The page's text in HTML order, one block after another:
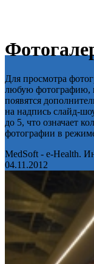
Для просмотра
любую фотографию,
появятся
на надпись слайд-
до 5, что означает
фотографии в
MedSoft - e-Health.
04.11.2012